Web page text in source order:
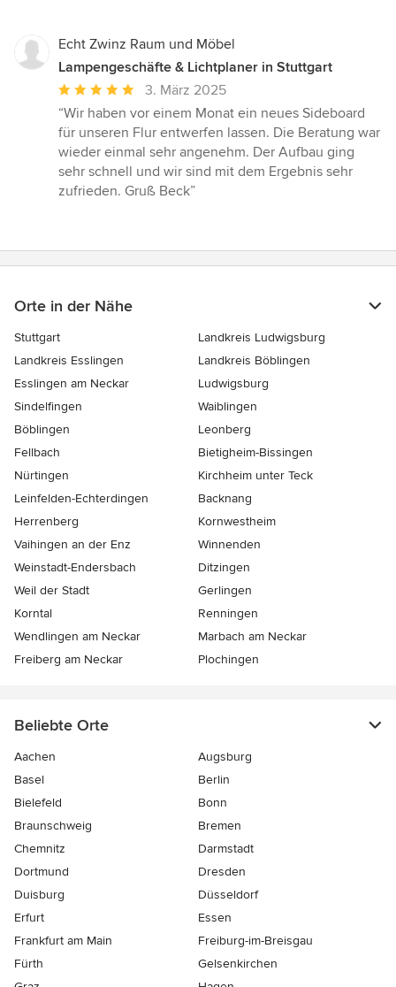
Echt Zwinz Raum und Möbel
Lampengeschäfte & Lichtplaner in Stuttgart
Durchschnittliche
Bewertung:
5
von
5
Sternen
3. März 2025
“Wir haben vor einem Monat ein neues Sideboard
für unseren Flur entwerfen lassen. Die Beratung war
wieder einmal sehr angenehm. Der Aufbau ging
sehr schnell und wir sind mit dem Ergebnis sehr
zufrieden. Gruß Beck”
Orte in der Nähe
Stuttgart
Landkreis Ludwigsburg
Landkreis Esslingen
Landkreis Böblingen
Esslingen am Neckar
Ludwigsburg
Sindelfingen
Waiblingen
Böblingen
Leonberg
Fellbach
Bietigheim-Bissingen
Nürtingen
Kirchheim unter Teck
Leinfelden-Echterdingen
Backnang
Herrenberg
Kornwestheim
Vaihingen an der Enz
Winnenden
Weinstadt-Endersbach
Ditzingen
Weil der Stadt
Gerlingen
Korntal
Renningen
Wendlingen am Neckar
Marbach am Neckar
Freiberg am Neckar
Plochingen
Beliebte Orte
Aachen
Augsburg
Basel
Berlin
Bielefeld
Bonn
Braunschweig
Bremen
Chemnitz
Darmstadt
Dortmund
Dresden
Duisburg
Düsseldorf
Erfurt
Essen
Frankfurt am Main
Freiburg-im-Breisgau
Fürth
Gelsenkirchen